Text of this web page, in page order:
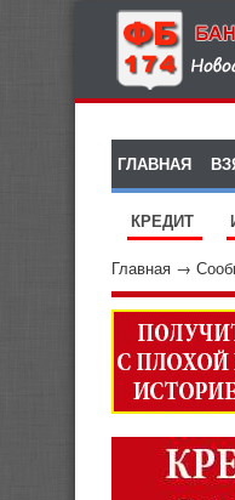
ГЛАВНАЯ
КРЕДИТ
Главная →